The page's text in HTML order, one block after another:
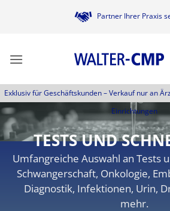
Partner Ihrer Praxis
Exklusiv für Geschäftskunden –Verkauf nur an
Einrichtungen
TESTS UND
Umfangreiche Auswahl an Tests
Schwangerschaft, Onkologie,
Diagnostik, Infektionen, Urin,
mehr.